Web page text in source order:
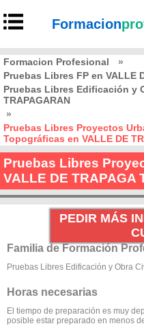
Formacion
Formacion Profesional
»
Pruebas Libres FP en VALLE
Pruebas Libres Edificación y
TRAPAGARAN
»
Pruebas Libres Proyectos
Topográficas en VALLE DE
Pruebas Libres
VALLE DE TRAPAGA
PEDIR MÁS
Familia de Formación
Pruebas Libres Edificación y Obra
Horas necesarias
El tiempo de preparación es muy
posible estar preparado en menos